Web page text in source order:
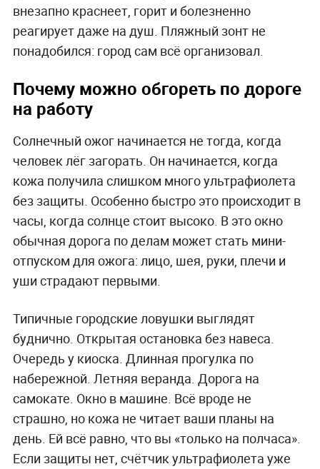
внезапно краснеет, горит и болезненно
реагирует даже на душ. Пляжный зонт не
понадобился: город сам всё организовал.
Почему можно обгореть по дороге
на работу
Солнечный ожог начинается не тогда, когда
человек лёг загорать. Он начинается, когда
кожа получила слишком много ультрафиолета
без защиты. Особенно быстро это происходит в
часы, когда солнце стоит высоко. В это окно
обычная дорога по делам может стать мини-
отпуском для ожога: лицо, шея, руки, плечи и
уши страдают первыми.
Типичные городские ловушки выглядят
буднично. Открытая остановка без навеса.
Очередь у киоска. Длинная прогулка по
набережной. Летняя веранда. Дорога на
самокате. Окно в машине. Всё вроде не
страшно, но кожа не читает ваши планы на
день. Ей всё равно, что вы «только на полчаса».
Если защиты нет, счётчик ультрафиолета уже